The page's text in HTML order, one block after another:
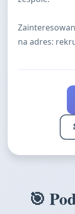
na adres:
🎯